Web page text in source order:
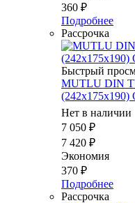
360 ₽
Подробнее
Рассрочка
Быстрый
MUTLU DIN
Нет в наличии
7 050 ₽
7 420 ₽
Экономия
370 ₽
Подробнее
Рассрочка